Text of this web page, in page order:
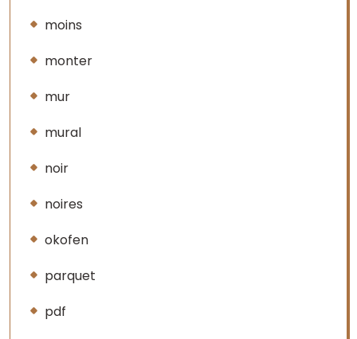
moins
monter
mur
mural
noir
noires
okofen
parquet
pdf